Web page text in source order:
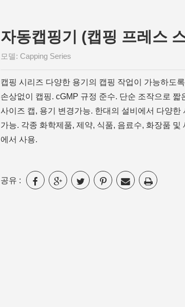
모델: Capping Series
캡핑 시리즈 다양한 용기의 캡핑 작업이 가능하도
손상없이 캡핑. cGMP 규정 준수. 단순 조작으로 짧
사이즈 캡, 용기 변경가능. 한대의 설비에서 다양한
가능. 각종 화학제품, 제약, 식품, 음료수, 화장품 및
에서 사용.
공유 :